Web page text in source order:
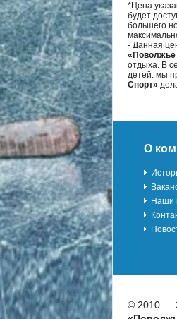
*Цена
будет
большего
- Данная
«Поволжье
отдыха. В
детей: мы
Спорт»
О
Наши
© 2010 —